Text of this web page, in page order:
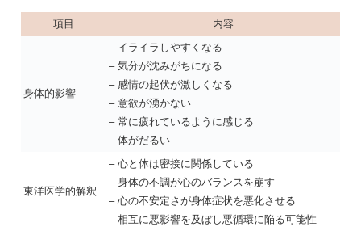
項目 内容
身体的影響
– イライラしやすくなる
– 気分が沈みがちになる
– 感情の起伏が激しくなる
– 意欲が湧かない
– 常に疲れているように感じる
– 体がだるい
東洋医学的解釈
– 心と体は密接に関係している
– 身体の不調が心のバランスを崩す
– 心の不安定さが身体症状を悪化させる
– 相互に悪影響を及ぼし悪循環に陥る可能性